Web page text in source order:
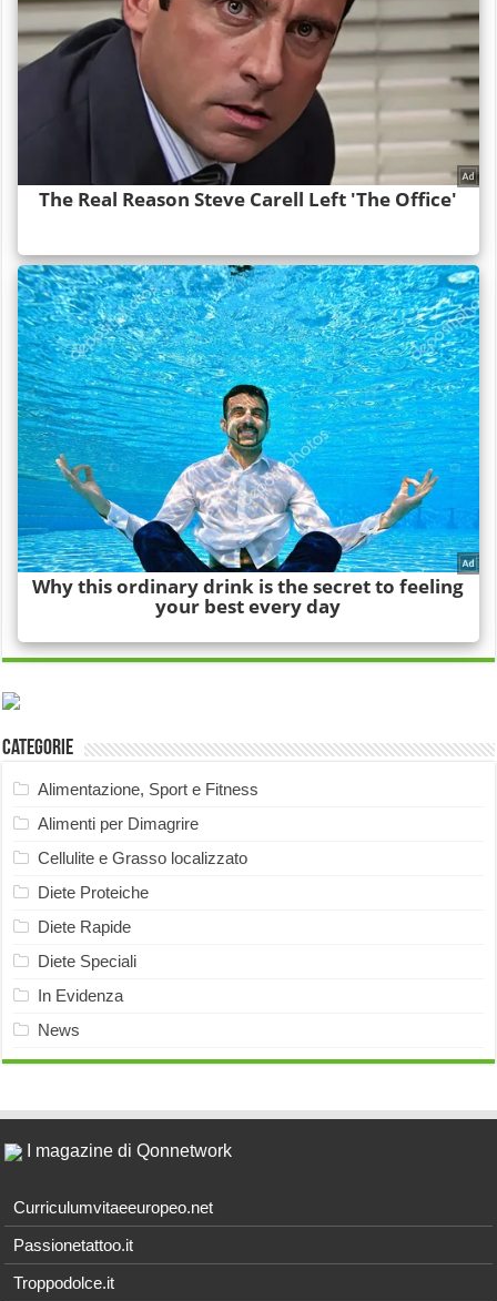
Categorie
Alimentazione, Sport e Fitness
Alimenti per Dimagrire
Cellulite e Grasso localizzato
Diete Proteiche
Diete Rapide
Diete Speciali
In Evidenza
News
I magazine di Qonnetwork
Curriculumvitaeeuropeo.net
Passionetattoo.it
Troppodolce.it